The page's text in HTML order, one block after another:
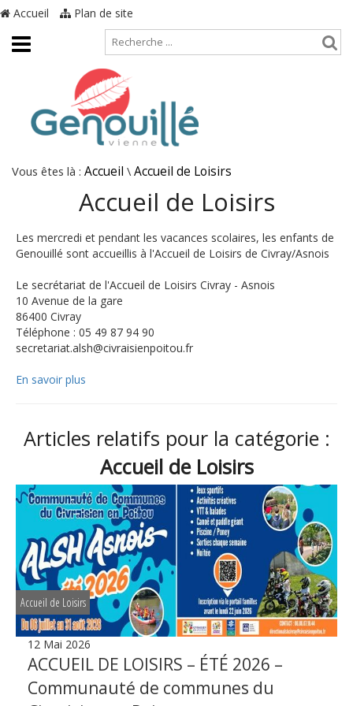
Accueil Plan de site
Vous êtes là : Accueil \ Accueil de Loisirs
Accueil de Loisirs
Les mercredi et pendant les vacances scolaires, les enfants de
Genouillé sont accueillis à l'Accueil de Loisirs de Civray/Asnois
Le secrétariat de l'Accueil de Loisirs Civray - Asnois
10 Avenue de la gare
86400 Civray
Téléphone : 05 49 87 94 90
secretariat.alsh@civraisienpoitou.fr
En savoir plus
Articles relatifs pour la catégorie :
Accueil de Loisirs
Accueil de Loisirs
12 Mai 2026
ACCUEIL DE LOISIRS – ÉTÉ 2026 –
Communauté de communes du